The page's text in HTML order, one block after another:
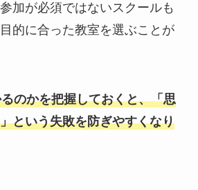
加が必須ではないスクールも
的に合った教室を選ぶことが
のかを把握しておくと、「思
という失敗を防ぎやすくなり